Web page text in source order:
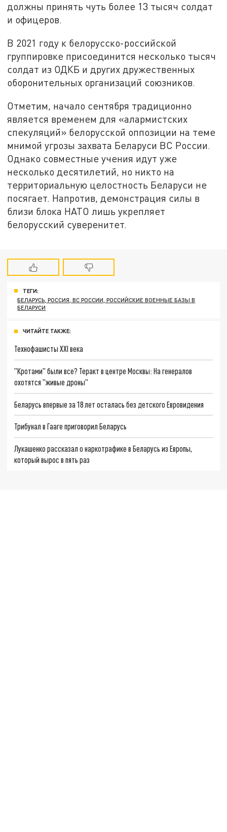
должны принять чуть более 13 тысяч солдат
и офицеров.
В 2021 году к белорусско-российской
группировке присоединится несколько тысяч
солдат из ОДКБ и других дружественных
оборонительных организаций союзников.
Отметим, начало сентября традиционно
является временем для «алармистских
спекуляций» белорусской оппозиции на теме
мнимой угрозы захвата Беларуси ВС России.
Однако совместные учения идут уже
несколько десятилетий, но никто на
территориальную целостность Беларуси не
посягает. Напротив, демонстрация силы в
близи блока НАТО лишь укрепляет
белорусский суверенитет.
ТЕГИ:
БЕЛАРУСЬ, РОССИЯ, ВС РОССИИ, РОССИЙСКИЕ ВОЕННЫЕ БАЗЫ В
БЕЛАРУСИ
ЧИТАЙТЕ ТАКЖЕ:
Технофашисты XXI века
"Кротами" были все? Теракт в центре Москвы: На генералов
охотятся "живые дроны"
Беларусь впервые за 18 лет осталась без детского Евровидения
Трибунал в Гааге приговорил Беларусь
Лукашенко рассказал о наркотрафике в Беларусь из Европы,
который вырос в пять раз